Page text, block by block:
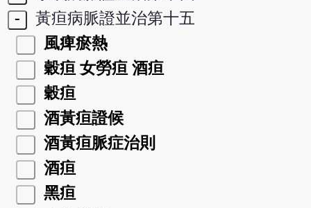
-
黃疸病脈證並治第十五
風痺瘀熱
穀疸 女勞疸 酒疸
穀疸
酒黃疸證候
酒黃疸脈症治則
酒疸
黑疸